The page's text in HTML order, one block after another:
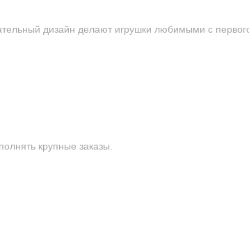
дизайн делают игрушки любимыми с первого
крупные заказы.